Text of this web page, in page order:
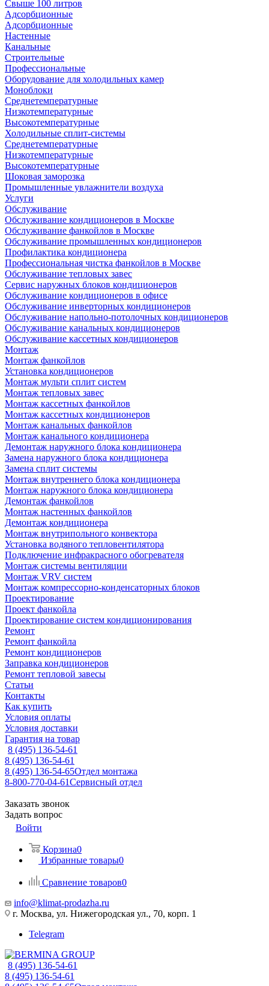
Свыше 100 литров
Адсорбционные
Адсорбционные
Настенные
Канальные
Строительные
Профессиональные
Оборудование для холодильных камер
Моноблоки
Среднетемпературные
Низкотемпературные
Высокотемпературные
Холодильные сплит-системы
Среднетемпературные
Низкотемпературные
Высокотемпературные
Шоковая заморозка
Промышленные увлажнители воздуха
Услуги
Обслуживание
Обслуживание кондиционеров в Москве
Обслуживание фанкойлов в Москве
Обслуживание промышленных кондиционеров
Профилактика кондиционера
Профессиональная чистка фанкойлов в Москве
Обслуживание тепловых завес
Сервис наружных блоков кондиционеров
Обслуживание кондиционеров в офисе
Обслуживание инверторных кондиционеров
Обслуживание напольно-потолочных кондиционеров
Обслуживание канальных кондиционеров
Обслуживание кассетных кондиционеров
Монтаж
Монтаж фанкойлов
Установка кондиционеров
Монтаж мульти сплит систем
Монтаж тепловых завес
Монтаж кассетных фанкойлов
Монтаж кассетных кондиционеров
Монтаж канальных фанкойлов
Монтаж канального кондиционера
Демонтаж наружного блока кондиционера
Замена наружного блока кондиционера
Замена сплит системы
Монтаж внутреннего блока кондиционера
Монтаж наружного блока кондиционера
Демонтаж фанкойлов
Монтаж настенных фанкойлов
Демонтаж кондиционера
Монтаж внутрипольного конвектора
Установка водяного тепловентилятора
Подключение инфракрасного обогревателя
Монтаж системы вентиляции
Монтаж VRV систем
Монтаж компрессорно-конденсаторных блоков
Проектирование
Проект фанкойла
Проектирование систем кондиционирования
Ремонт
Ремонт фанкойла
Ремонт кондиционеров
Заправка кондиционеров
Ремонт тепловой завесы
Статьи
Контакты
Как купить
Условия оплаты
Условия доставки
Гарантия на товар
8 (495) 136-54-61
8 (495) 136-54-61
8 (495) 136-54-65Отдел монтажа
8-800-770-04-61Сервисный отдел
Заказать звонок
Задать вопрос
Войти
Корзина0
Избранные товары0
Сравнение товаров0
info@klimat-prodazha.ru
г. Москва, ул. Нижегородская ул., 70, корп. 1
Telegram
8 (495) 136-54-61
8 (495) 136-54-61